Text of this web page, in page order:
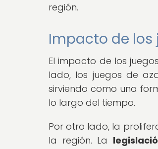
región.
Impacto de los
El impacto de los
lado, los juegos de
sirviendo como una
lo largo del tiempo.
Por otro lado, la
la región. La